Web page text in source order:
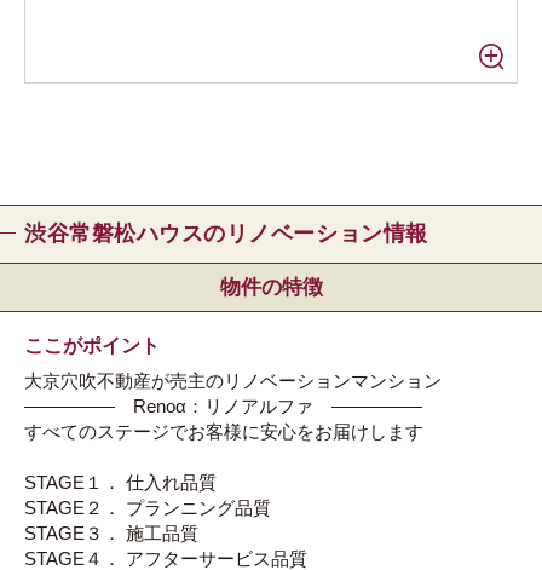
渋谷常磐松ハウスのリノベーション情報
物件の特徴
ここがポイント
大京穴吹不動産が売主のリノベーションマンション
――――― Renoα：リノアルファ ―――――
すべてのステージでお客様に安心をお届けします
STAGE１． 仕入れ品質
STAGE２． プランニング品質
STAGE３． 施工品質
STAGE４． アフターサービス品質